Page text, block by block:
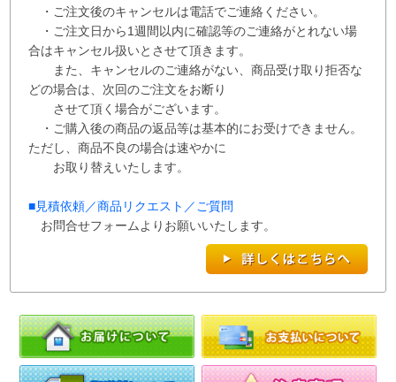
・ご注文後のキャンセルは電話でご連絡ください。
・ご注文日から1週間以内に確認等のご連絡がとれない場
合はキャンセル扱いとさせて頂き ます。
また、 キャンセルのご連絡がない、商品受け取り拒否な
どの場合は、次回のご注文をお断り
させて頂く場合がございます。
・ご購入後の商品の返品等は基本的にお受けできません。
ただし、商品不良の場合は速やかに
お取り替えいたします。
■見積依頼／商品リクエスト／ご質問
お問合せフォームよりお願いいたします。